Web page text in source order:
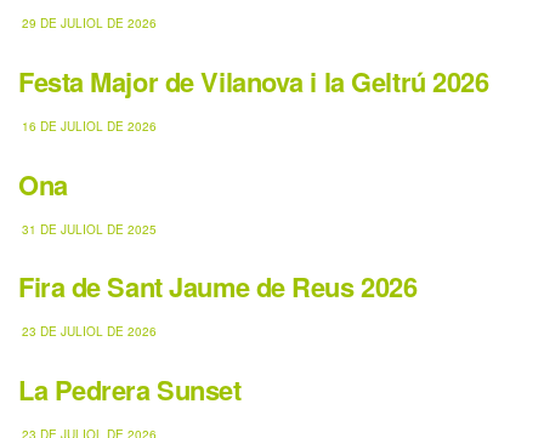
29 DE JULIOL DE 2026
Festa Major de Vilanova i la Geltrú 2026
16 DE JULIOL DE 2026
Ona
31 DE JULIOL DE 2025
Fira de Sant Jaume de Reus 2026
23 DE JULIOL DE 2026
La Pedrera Sunset